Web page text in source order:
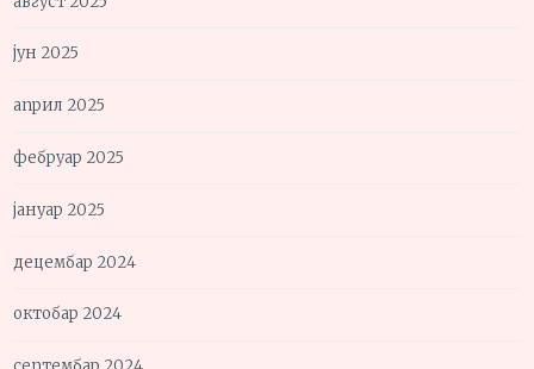
јун 2025
април 2025
фебруар 2025
јануар 2025
децембар 2024
октобар 2024